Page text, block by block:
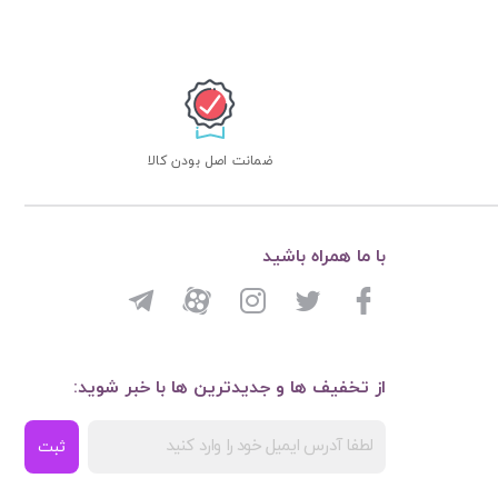
ضمانت اصل بودن کالا
از تخفیف ها و جدیدترین ها با خبر شوید:
ثبت
با ما همراه باشید